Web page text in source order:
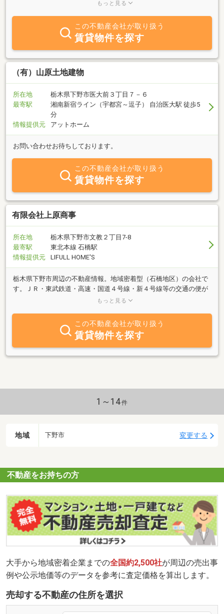
ます。女性スタッフとの打ち合わせによりオリジナリティーを出し
ながら細かいところまで行き届いた丁寧なプランニングをさせて頂
きます。お気軽に、ご来店・お問い合わせください。
もっと見る
この不動産会社が取り扱う
賃貸物件を探す
（有）山原土地建物
所在地
栃木県下野市医大前３丁目７－６
最寄駅
湘南新宿ライン（宇都宮～逗子） 自治医大駅 徒歩5
分
情報提供元
アットホーム
お問い合わせお待ちしております。
この不動産会社が取り扱う
賃貸物件を探す
有限会社上原商事
所在地
栃木県下野市文教２丁目7-8
最寄駅
東北本線 石橋駅
情報提供元
LIFULL HOME'S
栃木県下野市周辺の不動産情報。地域密着型（石橋地区）の会社で
す。ＪＲ・東武鉄道・高速・国道４号線・新４号線等の交通の便が
良く、田舎暮らしには程良い環境のもと生活していただける地域で
もっと見る
この不動産会社が取り扱う
賃貸物件を探す
1～14件
地域 下野市 変更する
不動産をお持ちの方
大手から地域密着企業までの全国約2,500社が周辺の売出事
例や公示地価等のデータを参考に査定価格を算出します。
売却する不動産の住所を選択